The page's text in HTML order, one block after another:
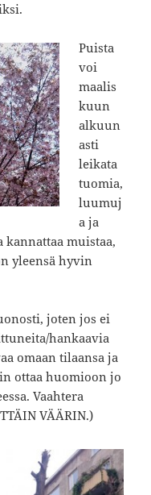
Puista
voi
maalis
kuun
alkuun
asti
leikata
tuomia,
luumuj
a ja
muistaa,
yleensä hyvin
joten jos ei
hankaavia
omaan tilaansa ja
ottaa huomioon jo
Vaahtera
VÄÄRIN.)